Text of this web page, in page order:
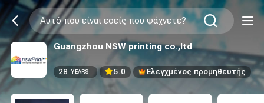
Guangzhou NSW printing co.,ltd
28 YEARS 5.0 Ελεγχμένος προμηθευτής